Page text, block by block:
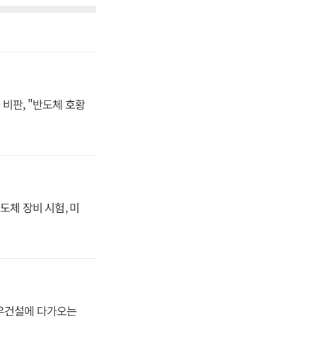
판, "반도체 호황
체 장비 시험, 미
건설에 다가오는